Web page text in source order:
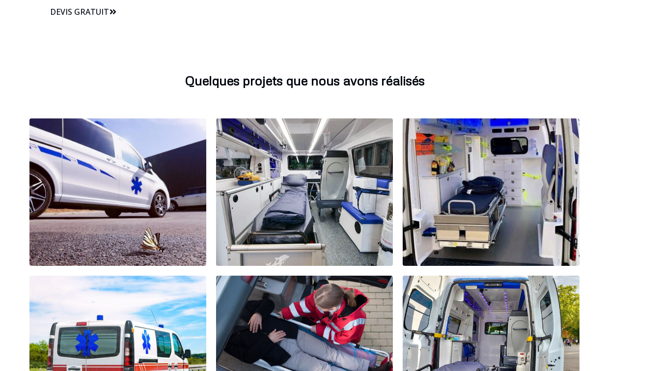
DEVIS GRATUIT
Quelques projets que nous avons réalisés